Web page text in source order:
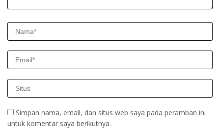
Simpan nama, email, dan situs web saya pada peramban ini
untuk komentar saya berikutnya.